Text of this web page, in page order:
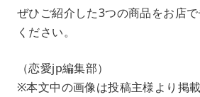
ぜひご紹介した3つの商品をお店
ください。
（恋愛jp編集部）
※本文中の画像は投稿主様より掲